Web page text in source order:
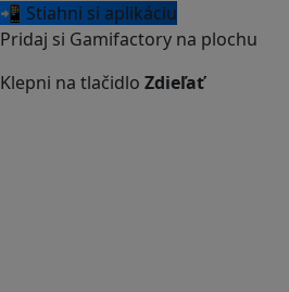
📲 Stiahni si aplikáciu
Pridaj si Gamifactory na plochu
Klepni na tlačidlo Zdieľať